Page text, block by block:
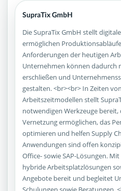
SupraTix GmbH
Die SupraTix GmbH stellt
ermöglichen
Anforderungen der heutigen
Unternehmen können dadurch
erschließen und
gestalten. <br><br> In Zeiten
Arbeitszeitmodellen stellt
notwendigen Werkzeuge bereit,
Vernetzung ermöglichen, das
optimieren und helfen Supply
Anwendungen sind offen
Office- sowie SAP-Lösungen.
hybride Arbeitsplatzlösungen
Angebote bereit und begleitet